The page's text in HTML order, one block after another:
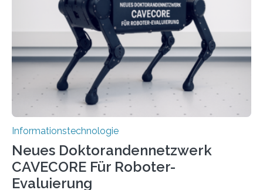
viel Energie, die Speicher- und Verarbeitungseinheiten
sind voneinander getrennt und die Datenübertragung
bremst komplexe Anwendungen aus. Da KI-Modelle
immer größer werden und riesige Datenmengen
verarbeiten müssen, steigt der Bedarf an neuen
Rechenarchitekturen. Neben Quantencomputern
rücken dabei insbesondere…
Informationstechnologie
Neues Doktorandennetzwerk
CAVECORE Für Roboter-
Evaluierung